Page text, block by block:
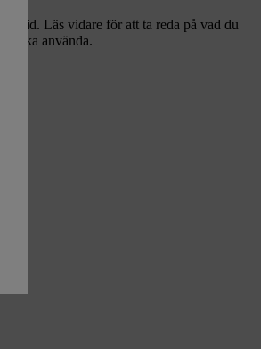
Läs vidare för att ta reda på vad du
ska använda.